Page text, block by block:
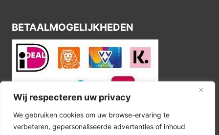
Wij respecteren uw privacy
We gebruiken cookies om uw browse-ervaring te
verbeteren, gepersonaliseerde advertenties of inhoud
BETAALMOGELIJKHEDEN